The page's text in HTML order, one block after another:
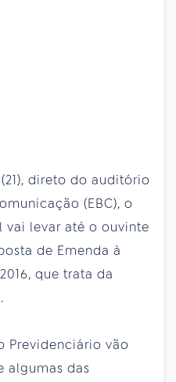
direto do auditório
(EBC), o
vai levar até o ouvinte
de Emenda à
que trata da
Previdenciário vão
algumas das